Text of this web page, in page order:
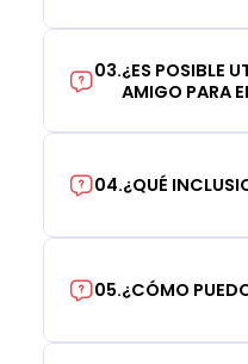
03.¿ES POSIBLE
AMIGO PARA
04.¿QUÉ
05.¿CÓMO